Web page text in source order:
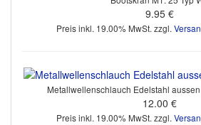
9.95 €
Preis inkl. 19.00% MwSt. zzgl.
Metallwellenschlauch Edelstahl
12.00 €
Preis inkl. 19.00% MwSt. zzgl.